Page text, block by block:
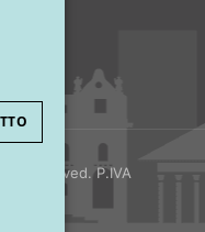
Reserved. P.IVA